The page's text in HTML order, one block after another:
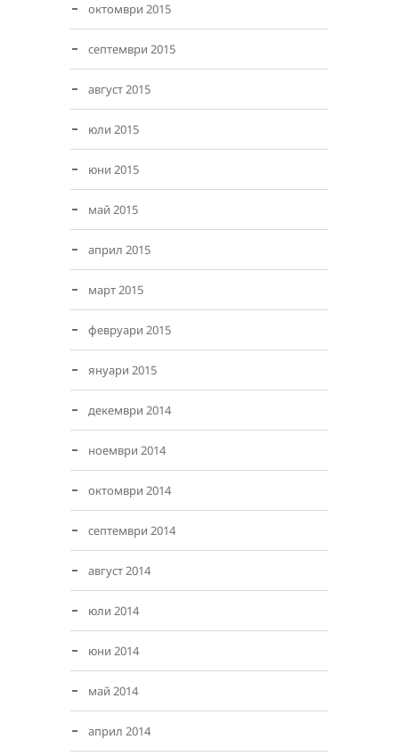
октомври 2015
септември 2015
август 2015
юли 2015
юни 2015
май 2015
април 2015
март 2015
февруари 2015
януари 2015
декември 2014
ноември 2014
октомври 2014
септември 2014
август 2014
юли 2014
юни 2014
май 2014
април 2014